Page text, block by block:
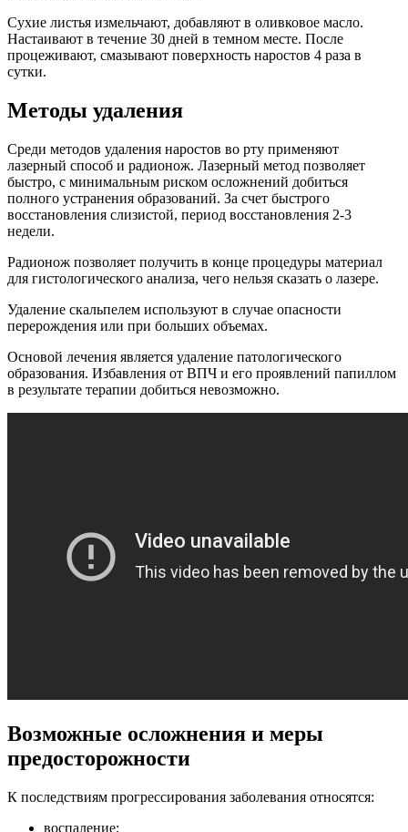
Сухие листья измельчают, добавляют в оливковое масло.
Настаивают в течение 30 дней в темном месте. После
процеживают, смазывают поверхность наростов 4 раза в
сутки.
Методы удаления
Среди методов удаления наростов во рту применяют
лазерный способ и радионож. Лазерный метод позволяет
быстро, с минимальным риском осложнений добиться
полного устранения образований. За счет быстрого
восстановления слизистой, период восстановления 2-3
недели.
Радионож позволяет получить в конце процедуры материал
для гистологического анализа, чего нельзя сказать о лазере.
Удаление скальпелем используют в случае опасности
перерождения или при больших объемах.
Основой лечения является удаление патологического
образования. Избавления от ВПЧ и его проявлений папиллом
в результате терапии добиться невозможно.
Возможные осложнения и меры
предосторожности
К последствиям прогрессирования заболевания относятся:
воспаление;